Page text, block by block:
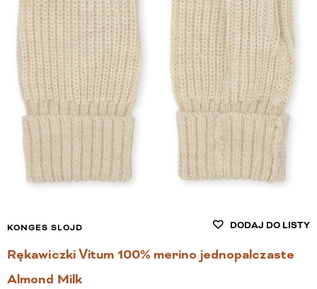
DODAJ DO LISTY
KONGES SLOJD
Rękawiczki Vitum 100% merino jednopalczaste
Almond Milk